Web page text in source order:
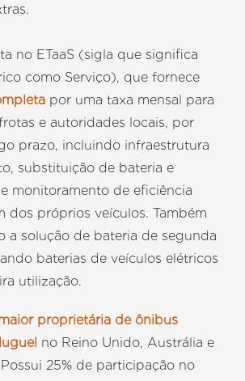
no ETaaS (sigla que significa
como Serviço), que fornece
por uma taxa mensal para
e autoridades locais, por
prazo, incluindo infraestrutura
substituição de bateria e
monitoramento de eficiência
dos próprios veículos. Também
a solução de bateria de segunda
baterias de veículos elétricos
utilização.
proprietária de ônibus
no Reino Unido, Austrália e
25% de participação no